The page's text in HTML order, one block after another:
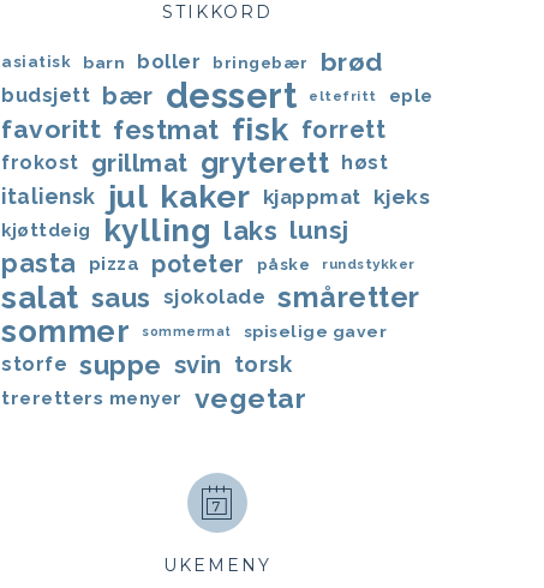
STIKKORD
asiatisk barn boller bringebær brød
budsjett bær dessert eltefritt eple
favoritt festmat fisk forrett
frokost grillmat gryterett høst
italiensk jul kaker kjappmat kjeks
kjøttdeig kylling laks lunsj
pasta
pizza poteter påske rundstykker
salat saus sjokolade småretter
sommer sommermat spiselige gaver
storfe suppe svin torsk
treretters menyer vegetar
UKEMENY